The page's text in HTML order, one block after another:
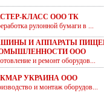
КЛАСС ООО ТК
рулонной бумаги в ...
И АППАРАТЫ
ООО
и ремонт оборудов...
УКРАИНА ООО
и монтаж оборудов...